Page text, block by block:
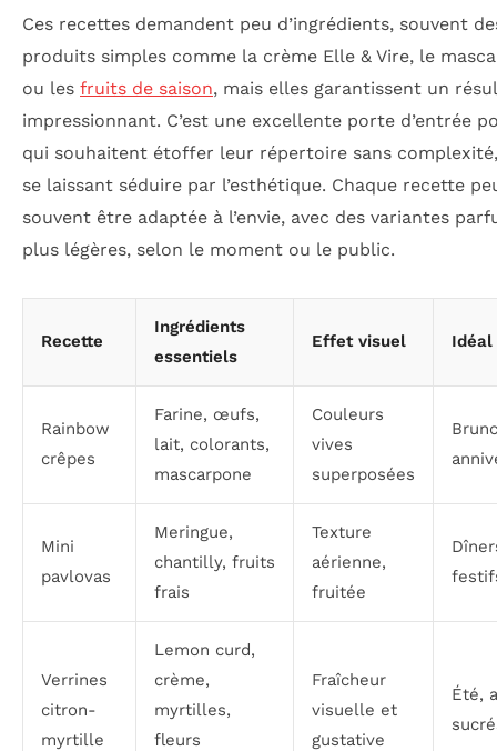
Ces recettes demandent peu d’ingrédients, souvent
produits simples comme la crème Elle & Vire, le
ou les fruits de saison, mais elles garantissent un
impressionnant. C’est une excellente porte d’entrée
qui souhaitent étoffer leur répertoire sans
se laissant séduire par l’esthétique. Chaque recette
souvent être adaptée à l’envie, avec des variantes
plus légères, selon le moment ou le public.
Recette
Ingrédients
essentiels
Effet visuel Idéal
Rainbow
crêpes
Farine, œufs,
lait, colorants,
mascarpone
Couleurs
vives
superposées
Mini
pavlovas
Meringue,
chantilly, fruits
frais
Texture
aérienne,
fruitée
Verrines
citron-
myrtille
Lemon curd,
crème,
myrtilles,
fleurs
Fraîcheur
visuelle et
gustative
Été,